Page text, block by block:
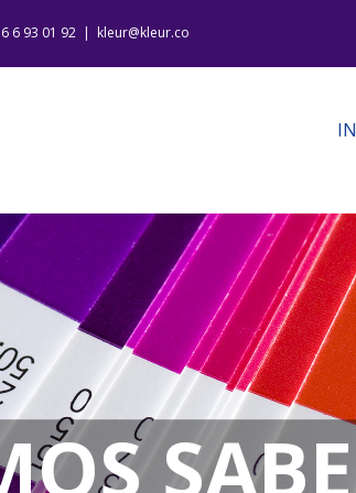
6 93 01 92 | kleur@kleur.co